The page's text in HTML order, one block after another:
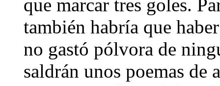
que marcar tres goles.
también habría que
no gastó pólvora de
saldrán unos poemas de